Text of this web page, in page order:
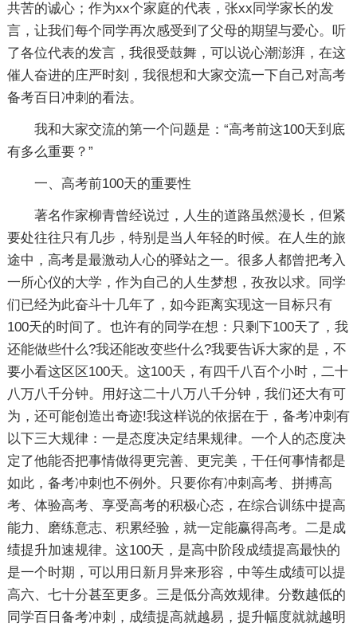
共苦的诚心；作为xx个家庭的代表，张xx同学家长的发
言，让我们每个同学再次感受到了父母的期望与爱心。听
了各位代表的发言，我很受鼓舞，可以说心潮澎湃，在这
催人奋进的庄严时刻，我很想和大家交流一下自己对高考
备考百日冲刺的看法。
我和大家交流的第一个问题是：“高考前这100天到底
有多么重要？”
一、高考前100天的重要性
著名作家柳青曾经说过，人生的道路虽然漫长，但紧
要处往往只有几步，特别是当人年轻的时候。在人生的旅
途中，高考是最激动人心的驿站之一。很多人都曾把考入
一所心仪的大学，作为自己的人生梦想，孜孜以求。同学
们已经为此奋斗十几年了，如今距离实现这一目标只有
100天的时间了。也许有的同学在想：只剩下100天了，我
还能做些什么?我还能改变些什么?我要告诉大家的是，不
要小看这区区100天。这100天，有四千八百个小时，二十
八万八千分钟。用好这二十八万八千分钟，我们还大有可
为，还可能创造出奇迹!我这样说的依据在于，备考冲刺有
以下三大规律：一是态度决定结果规律。一个人的态度决
定了他能否把事情做得更完善、更完美，干任何事情都是
如此，备考冲刺也不例外。只要你有冲刺高考、拼搏高
考、体验高考、享受高考的积极心态，在综合训练中提高
能力、磨练意志、积累经验，就一定能赢得高考。二是成
绩提升加速规律。这100天，是高中阶段成绩提高最快的
是一个时期，可以用日新月异来形容，中等生成绩可以提
高六、七十分甚至更多。三是低分高效规律。分数越低的
同学百日备考冲刺，成绩提高就越易，提升幅度就就越明